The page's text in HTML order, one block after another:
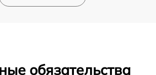
обязательства